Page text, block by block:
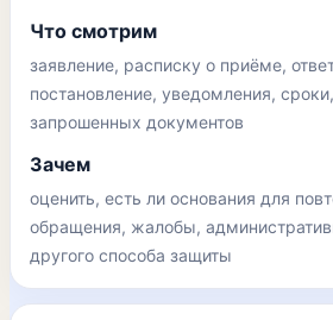
Что смотрим
заявление, расписку о приёме,
постановление, уведомления,
запрошенных документов
Зачем
оценить, есть ли основания для
обращения, жалобы,
другого способа защиты